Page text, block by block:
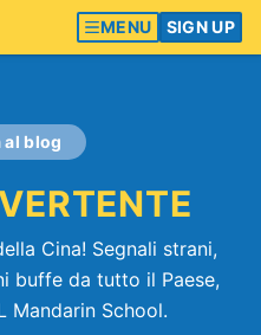
MENU SIGN UP
al blog
Cina! Segnali strani,
buffe da tutto il Paese,
Mandarin School.